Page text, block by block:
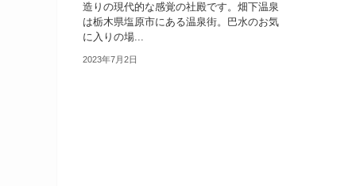
造りの現代的な感覚の社殿です。畑下温泉
は栃木県塩原市にある温泉街。巴水のお気
に入りの場...
2023年7月2日